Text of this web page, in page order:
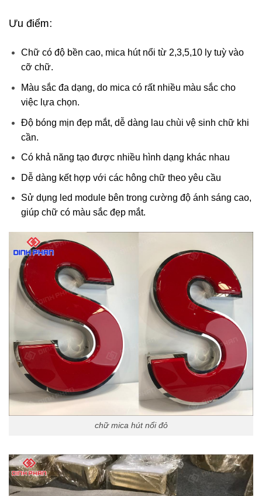
Ưu điểm:
Chữ có độ bền cao, mica hút nổi từ 2,3,5,10 ly tuỳ vào
cỡ chữ.
Màu sắc đa dạng, do mica có rất nhiều màu sắc cho
việc lựa chọn.
Độ bóng mịn đẹp mắt, dễ dàng lau chùi vệ sinh chữ khi
cần.
Có khả năng tạo được nhiều hình dạng khác nhau
Dễ dàng kết hợp với các hông chữ theo yêu cầu
Sử dụng led module bên trong cường độ ánh sáng cao,
giúp chữ có màu sắc đẹp mắt.
chữ mica hút nổi đỏ